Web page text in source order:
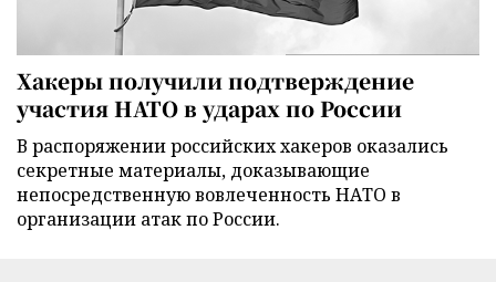
Хакеры получили подтверждение
участия НАТО в ударах по России
В распоряжении российских хакеров оказались
секретные материалы, доказывающие
непосредственную вовлеченность НАТО в
организации атак по России.